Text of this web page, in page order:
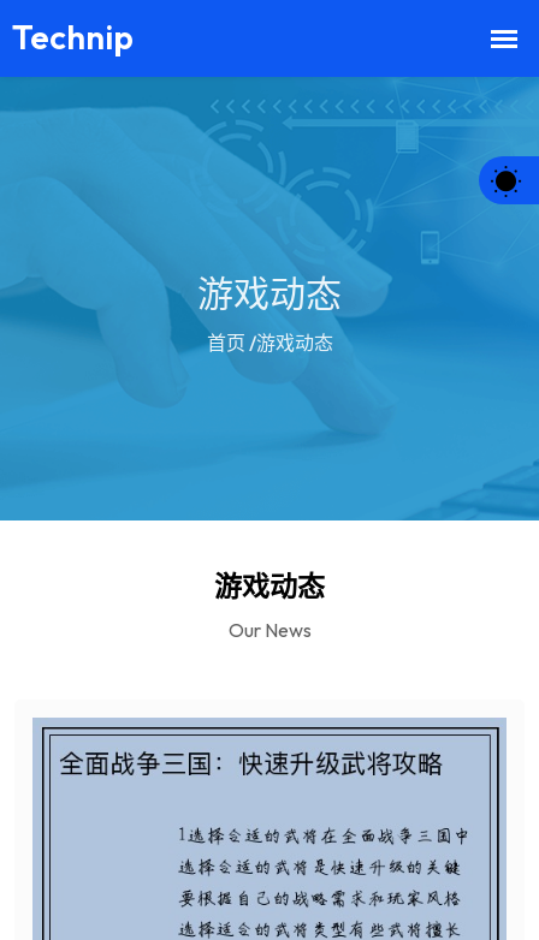
游戏动态
首页 /游戏动态
游戏动态
Our News